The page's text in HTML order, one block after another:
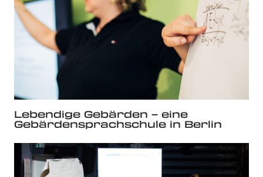
Lebendige Gebärden – eine
Gebärdensprachschule in Berlin